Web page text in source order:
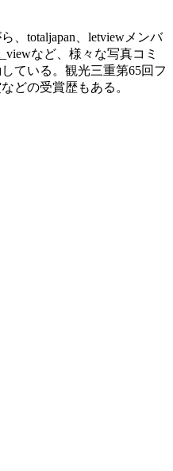
、totaljapan、letviewメンバ
など、様々な写真コミ
ている。観光三重第65回フ
どの受賞歴もある。